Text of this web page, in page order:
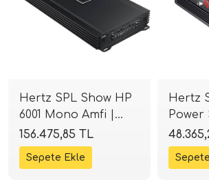
Hertz SPL Show HP
6001 Mono Amfi |
6000W Peak / 5000W
RMS | SPLHIFI
156.475,85 TL
Hertz
Power
Kanal
RMS
SPLHIFI